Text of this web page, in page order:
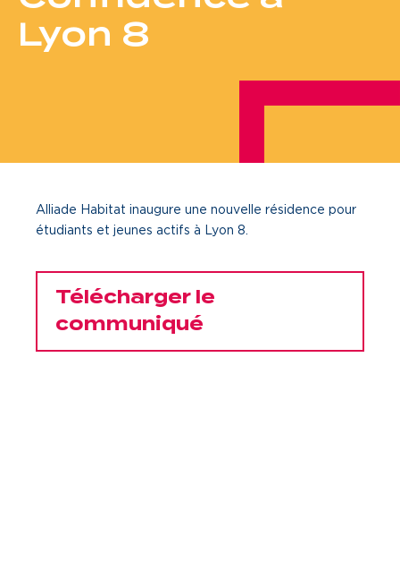
J’ai plus de 65 ans
Services aux territoires
Qui sommes-nous
Lyon 8
Alliade Habitat inaugure une nouvelle résidence pour
étudiants et jeunes actifs à Lyon 8.
Télécharger le
communiqué